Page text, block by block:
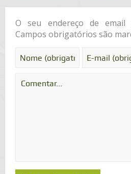
O seu endereço de email
Campos obrigatórios são